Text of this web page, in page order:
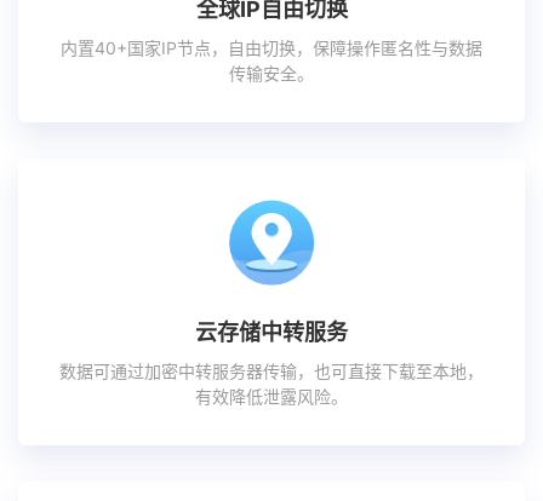
全球IP自由切换
内置40+国家IP节点，自由切换，保障操作匿名性与数据
传输安全。
云存储中转服务
数据可通过加密中转服务器传输，也可直接下载至本地，
有效降低泄露风险。